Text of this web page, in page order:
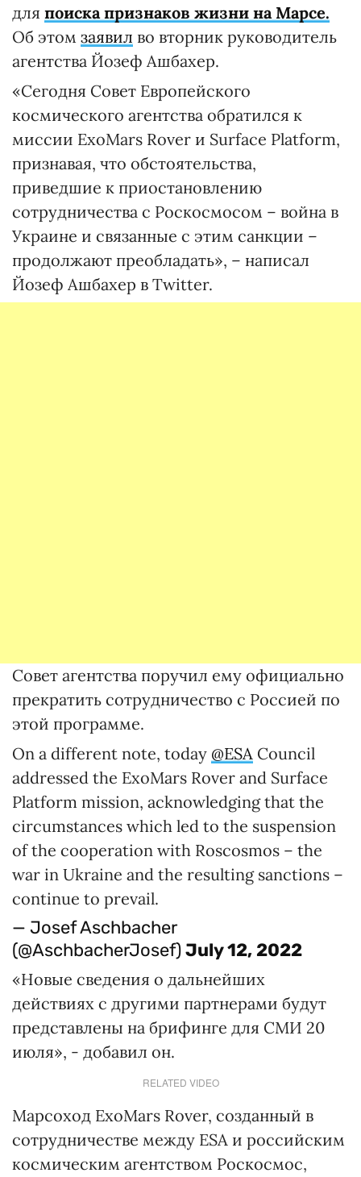
для поиска признаков жизни на Марсе.
Об этом заявил во вторник руководитель
агентства Йозеф Ашбахер.
«Сегодня Совет Европейского
космического агентства обратился к
миссии ExoMars Rover и Surface Platform,
признавая, что обстоятельства,
приведшие к приостановлению
сотрудничества с Роскосмосом – война в
Украине и связанные с этим санкции –
продолжают преобладать», – написал
Йозеф Ашбахер в Twitter.
Совет агентства поручил ему официально
прекратить сотрудничество с Россией по
этой программе.
On a different note, today @ESA Council
addressed the ExoMars Rover and Surface
Platform mission, acknowledging that the
circumstances which led to the suspension
of the cooperation with Roscosmos – the
war in Ukraine and the resulting sanctions –
continue to prevail.
— Josef Aschbacher
(@AschbacherJosef)July 12, 2022
«Новые сведения о дальнейших
действиях с другими партнерами будут
представлены на брифинге для СМИ 20
июля», - добавил он.
RELATED VIDEO
Марсоход ExoMars Rover, созданный в
сотрудничестве между ESA и российским
космическим агентством Роскосмос,